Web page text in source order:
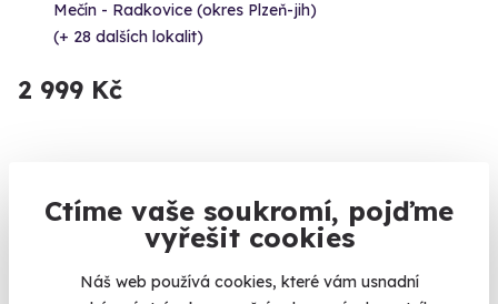
Ctíme vaše soukromí, pojďme
vyřešit cookies
Náš web používá cookies, které vám usnadní
Mečín - Radkovice (okres Plzeň-jih)
(+ 28 dalších lokalit)
2 999 Kč
Volný termín už 10. 08. 2026